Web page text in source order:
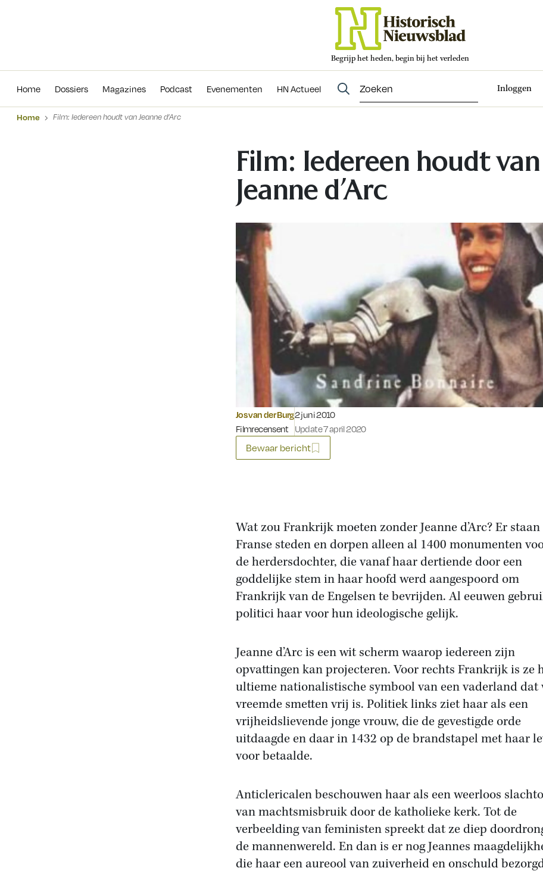
Begrijp het heden, begin bij het verleden
Home Dossiers Magazines Podcast Evenementen HN Actueel Inloggen
Evenementen
Home Film: Iedereen houdt van Jeanne d’Arc
Film: Iedereen houdt van
Jeanne d’Arc
Jos van der Burg
Filmrecensent
Gepubliceerd op:
2 juni 2010
Update 7 april 2020
Bewaar bericht
Wat zou Frankrijk moeten zonder Jeanne d’Arc? Er
Franse steden en dorpen alleen al 1400 monumenten
de herdersdochter, die vanaf haar dertiende door een
goddelijke stem in haar hoofd werd aangespoord om
Frankrijk van de Engelsen te bevrijden. Al eeuwen
politici haar voor hun ideologische gelijk.
Jeanne d’Arc is een wit scherm waarop iedereen zijn
opvattingen kan projecteren. Voor rechts Frankrijk is ze
ultieme nationalistische symbool van een vaderland dat
vreemde smetten vrij is. Politiek links ziet haar als een
vrijheidslievende jonge vrouw, die de gevestigde orde
uitdaagde en daar in 1432 op de brandstapel met haar
voor betaalde.
Anticlericalen beschouwen haar als een weerloos
van machtsmisbruik door de katholieke kerk. Tot de
verbeelding van feministen spreekt dat ze diep
de mannenwereld. En dan is er nog Jeannes
die haar een aureool van zuiverheid en onschuld